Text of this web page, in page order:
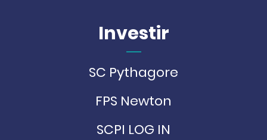
Investir
SC Pythagore
FPS Newton
SCPI LOG IN